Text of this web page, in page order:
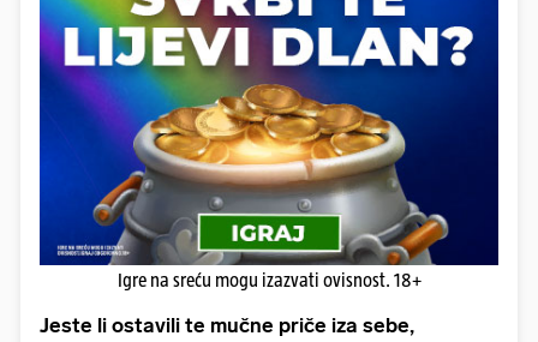
Igre na sreću mogu izazvati ovisnost. 18+
Jeste li ostavili te mučne priče iza sebe,